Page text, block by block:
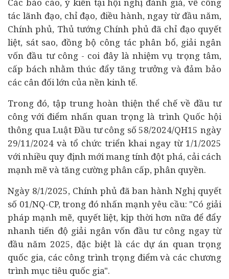
tác lãnh đạo, chỉ đạo, điều hành, ngay từ đầu năm,
Chính phủ, Thủ tướng Chính phủ đã chỉ đạo quyết
liệt, sát sao, đồng bộ công tác phân bổ, giải ngân
vốn đầu tư công - coi đây là nhiệm vụ trọng tâm,
cấp bách nhằm thúc đẩy tăng trưởng và đảm bảo
các cân đối lớn của nềnkinh tế.
Trong đó, tập trung hoàn thiện thể chế về đầu tư
công với điểm nhấn quan trọng là trình Quốc hội
thông qua Luật Đầu tư công số 58/2024/QH15 ngày
29/11/2024 và tổ chức triển khai ngay từ 1/1/2025
với nhiều quy định mới mang tính đột phá, cải cách
mạnh mẽ và tăng cường phân cấp, phân quyền.
Ngày 8/1/2025, Chính phủ đã ban hành Nghị quyết
số 01/NQ-CP, trong đó nhấn mạnh yêu cầu: "Có giải
pháp mạnh mẽ, quyết liệt, kịp thời hơn nữa để đẩy
nhanh tiến độ giải ngân vốn đầu tư công ngay từ
đầu năm 2025, đặc biệt là các dự án quan trọng
quốc gia, các công trình trọng điểm và các chương
trình mục tiêu quốc gia".